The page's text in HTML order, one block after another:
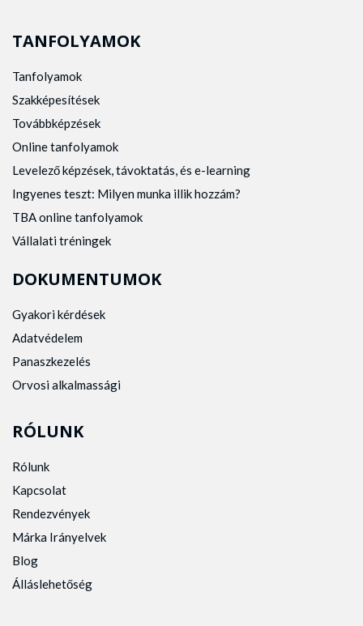
TANFOLYAMOK
Tanfolyamok
Szakképesítések
Továbbképzések
Online tanfolyamok
Levelező képzések, távoktatás, és e-learning
Ingyenes teszt: Milyen munka illik hozzám?
TBA online tanfolyamok
Vállalati tréningek
DOKUMENTUMOK
Gyakori kérdések
Adatvédelem
Panaszkezelés
Orvosi alkalmassági
RÓLUNK
Rólunk
Kapcsolat
Rendezvények
Márka Irányelvek
Blog
Álláslehetőség